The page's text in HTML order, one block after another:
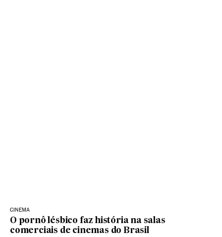
CINEMA
O pornô lésbico faz história na salas
comerciais de cinemas do Brasil